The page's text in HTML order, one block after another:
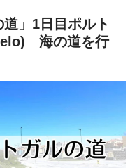
道」1日目ポルト
海の道を行